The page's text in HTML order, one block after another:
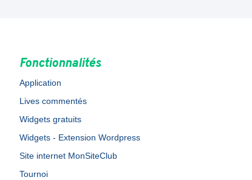
Fonctionnalités
Application
Lives commentés
Widgets gratuits
Widgets - Extension Wordpress
Site internet MonSiteClub
Tournoi